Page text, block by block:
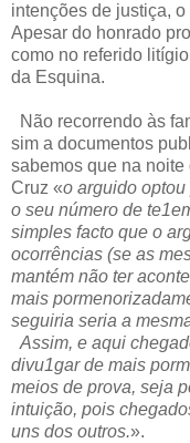
intenções de justiça,
Apesar do honrado
como no referido
da Esquina.
Não recorrendo às
sim a documentos
sabemos que na
Cruz «o arguido
o seu número de
simples facto que o
ocorrências (se as
mantém não ter
mais
seguiria seria a
Assim, e aqui
divu1gar de mais
meios de prova, seja
intuição, pois
uns dos outros.».